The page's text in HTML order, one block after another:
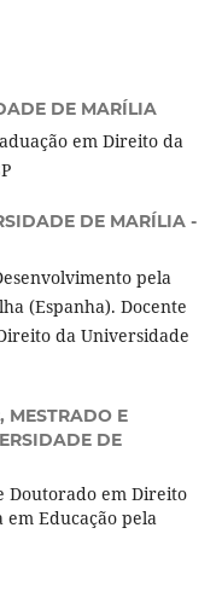
DE MARÍLIA
em Direito da
DE MARÍLIA -
pela
(Espanha). Docente
da Universidade
MESTRADO E
DE
Doutorado em Direito
Educação pela